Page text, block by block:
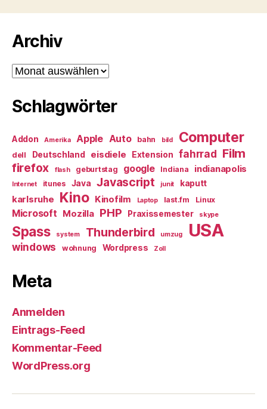
Archiv
Archiv
Schlagwörter
Addon Amerika Apple Auto bahn bild Computer
dell Deutschland eisdiele Extension fahrrad Film
firefox flash geburtstag google Indiana indianapolis
Internet itunes Java Javascript junit kaputt
karlsruhe Kino Kinofilm Laptop last.fm Linux
Microsoft Mozilla PHP Praxissemester skype
Spass system Thunderbird umzug USA
windows wohnung Wordpress Zoll
Meta
Anmelden
Eintrags-Feed
Kommentar-Feed
WordPress.org